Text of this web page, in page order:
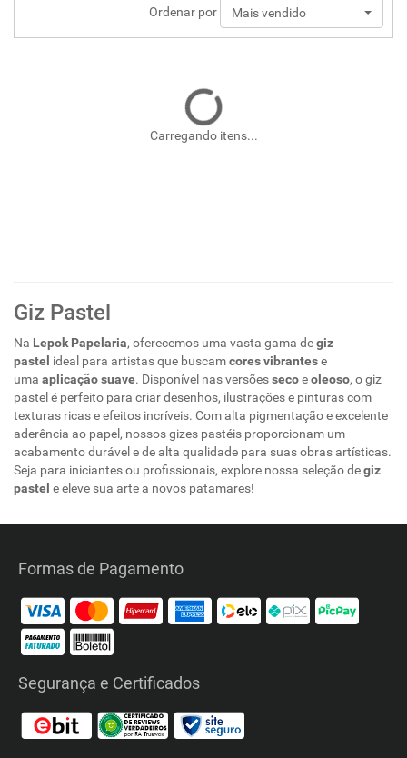
Ordenar por Mais vendido
Carregando itens...
Giz Pastel
Na Lepok Papelaria, oferecemos uma vasta gama degiz
pastel ideal para artistas que buscamcores vibrantese
uma aplicação suave. Disponível nas versõessecoeoleoso, o giz
pastel é perfeito para criar desenhos, ilustrações e pinturas com
texturas ricas e efeitos incríveis. Com alta pigmentação e excelente
aderência ao papel, nossos gizes pastéis proporcionam um
acabamento durável e de alta qualidade para suas obras artísticas.
Seja para iniciantes ou profissionais, explore nossa seleção degiz
pastel e eleve sua arte a novos patamares!
Formas de Pagamento
Segurança e Certificados